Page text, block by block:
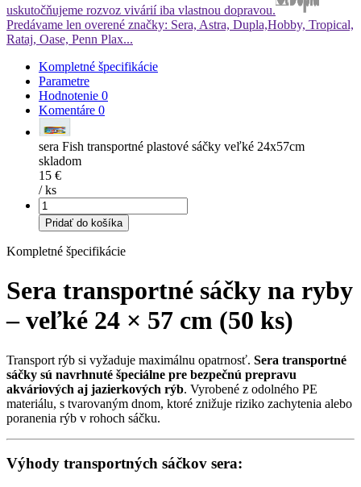
uskutočňujeme rozvoz viváriíiba vlastnou dopravou.
Predávame len overené značky: Sera, Astra, Dupla,Hobby, Tropical,
Rataj, Oase, Penn Plax...
Kompletné špecifikácie
Parametre
Hodnotenie 0
Komentáre 0
sera Fish transportné plastové sáčky veľké 24x57cm
skladom
15 €
/ks
Pridať do košíka
Kompletné špecifikácie
Sera transportné sáčky na ryby
– veľké 24 × 57 cm (50 ks)
Transport rýb si vyžaduje maximálnu opatrnosť. Sera transportné
sáčky sú navrhnuté špeciálne pre bezpečnú prepravu
akváriových aj jazierkových rýb. Vyrobené z odolného PE
materiálu, s tvarovaným dnom, ktoré znižuje riziko zachytenia alebo
poranenia rýb v rohoch sáčku.
Výhody transportných sáčkov sera: